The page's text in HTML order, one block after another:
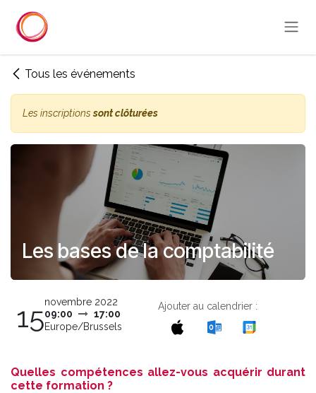
Tous les événements
Les inscriptionssont clôturées
Les bases de la comptabilité
15novembre 2022
09:00
17:00
Europe/Brussels
Ajouter au calendrier :
Quelles compétences allez-vous acquérir durant
cette formation ?